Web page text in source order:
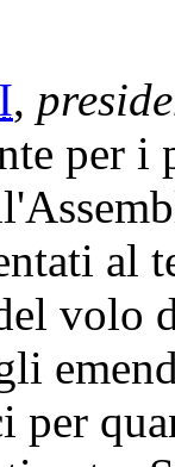
,
per i
al
volo
per